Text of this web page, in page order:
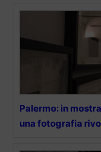
Palermo: in
una fotografia